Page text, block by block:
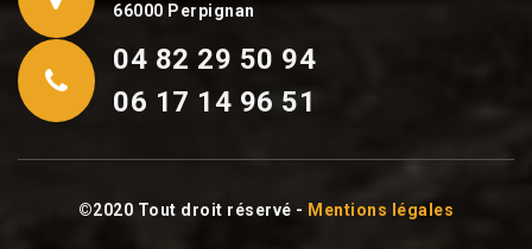
66000 Perpignan
04 82 29 50 94
06 17 14 96 51
©2020 Tout droit réservé - Mentions légales